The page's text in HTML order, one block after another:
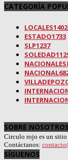
CATEGORÍA
LOCALES
ESTADO1733
SLP1237
SOLEDAD
NACIONALES
NACIONAL
SOBRE NOSOTROS
Circulo rojo es un sitio
Contáctanos:
SÍGUENOS